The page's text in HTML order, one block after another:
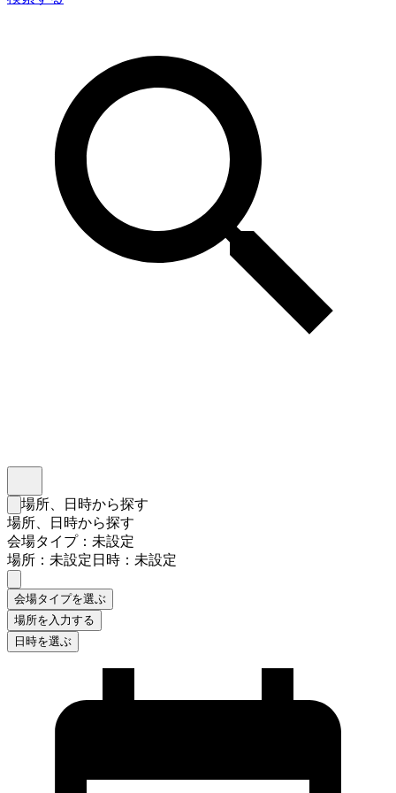
検索フォームを閉じる
場所、日時から探す
場所、日時から探す
会場タイプ：未設定
場所：未設定日時：未設定
会場タイプを選ぶ
場所を入力する
日時を選ぶ